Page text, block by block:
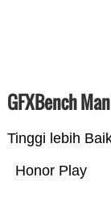
GFXBench
Tinggi lebih
Honor Play